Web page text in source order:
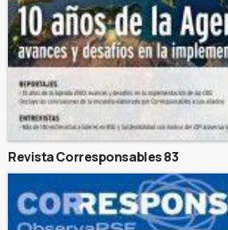
Revista Corresponsables 83